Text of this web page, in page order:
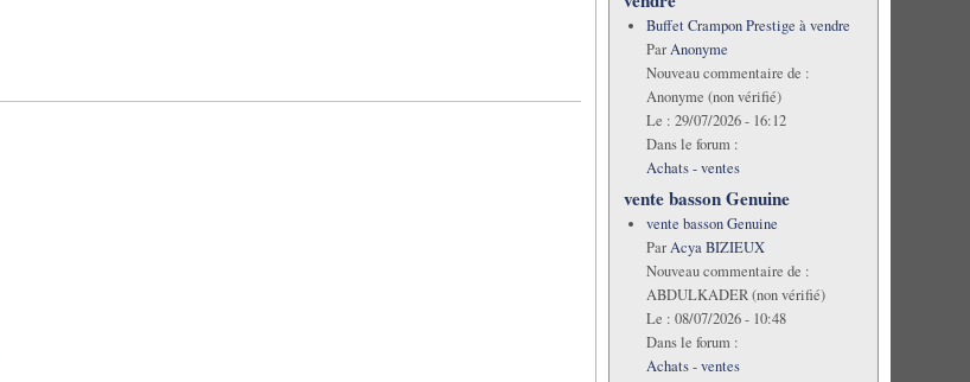
Buffet Crampon Prestige à vendre
ParAnonyme
Nouveau commentaire de :
Anonyme (non vérifié)
Le : 29/07/2026 - 16:12
Dans le forum :
Achats - ventes
vente basson Genuine
vente basson Genuine
ParAcya BIZIEUX
Nouveau commentaire de :
ABDULKADER (non vérifié)
Le : 08/07/2026 - 10:48
Dans le forum :
Achats - ventes